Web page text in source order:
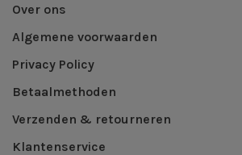
Over ons
Algemene voorwaarden
Privacy Policy
Betaalmethoden
Verzenden & retourneren
Klantenservice